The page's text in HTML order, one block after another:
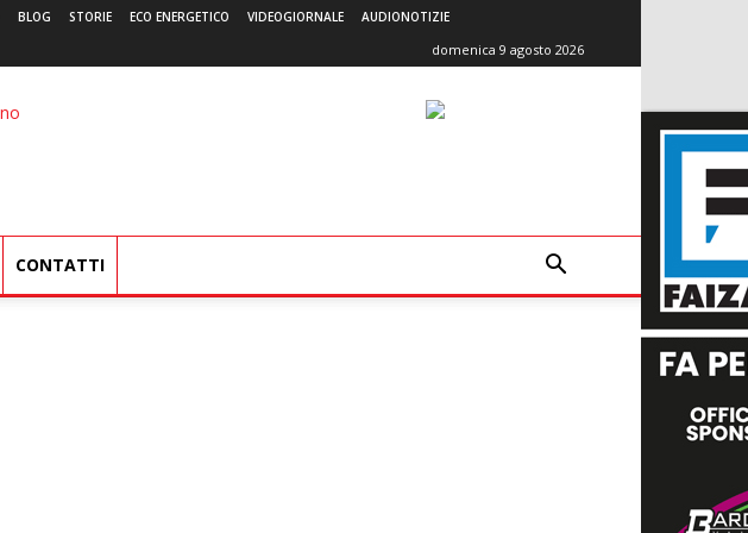
BLOG STORIE ECO ENERGETICO VIDEOGIORNALE AUDIONOTIZIE
domenica 9 agosto 2026
CONTATTI